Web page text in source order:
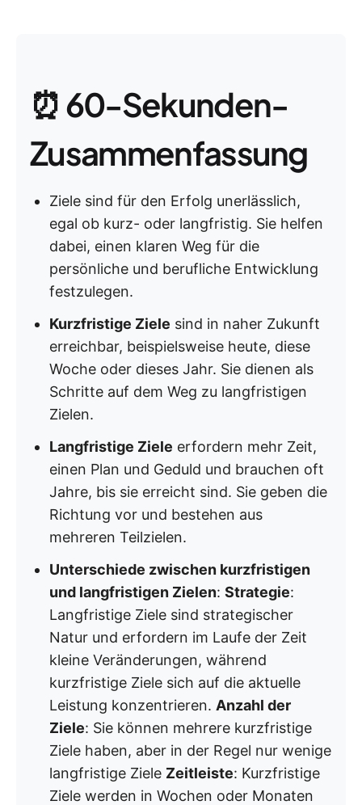
⏰ 60-Sekunden-
Zusammenfassung
Ziele sind für den Erfolg unerlässlich,
egal ob kurz- oder langfristig. Sie helfen
dabei, einen klaren Weg für die
persönliche und berufliche Entwicklung
festzulegen.
Kurzfristige Ziele sind in naher Zukunft
erreichbar, beispielsweise heute, diese
Woche oder dieses Jahr. Sie dienen als
Schritte auf dem Weg zu langfristigen
Zielen.
Langfristige Ziele erfordern mehr Zeit,
einen Plan und Geduld und brauchen oft
Jahre, bis sie erreicht sind. Sie geben die
Richtung vor und bestehen aus
mehreren Teilzielen.
Unterschiede zwischen kurzfristigen
und langfristigen Zielen: Strategie:
Langfristige Ziele sind strategischer
Natur und erfordern im Laufe der Zeit
kleine Veränderungen, während
kurzfristige Ziele sich auf die aktuelle
Leistung konzentrieren. Anzahl der
Ziele: Sie können mehrere kurzfristige
Ziele haben, aber in der Regel nur wenige
langfristige Ziele Zeitleiste: Kurzfristige
Ziele werden in Wochen oder Monaten